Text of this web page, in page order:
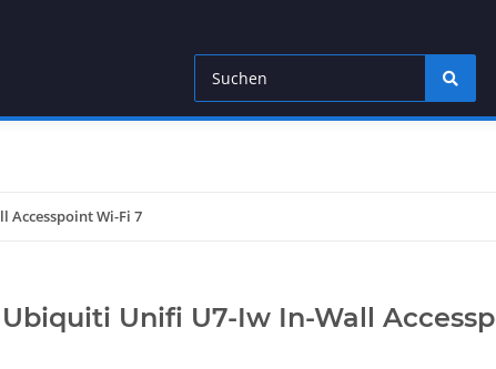
Accesspoint Wi-Fi 7
Ubiquiti Unifi U7-Iw In-Wall